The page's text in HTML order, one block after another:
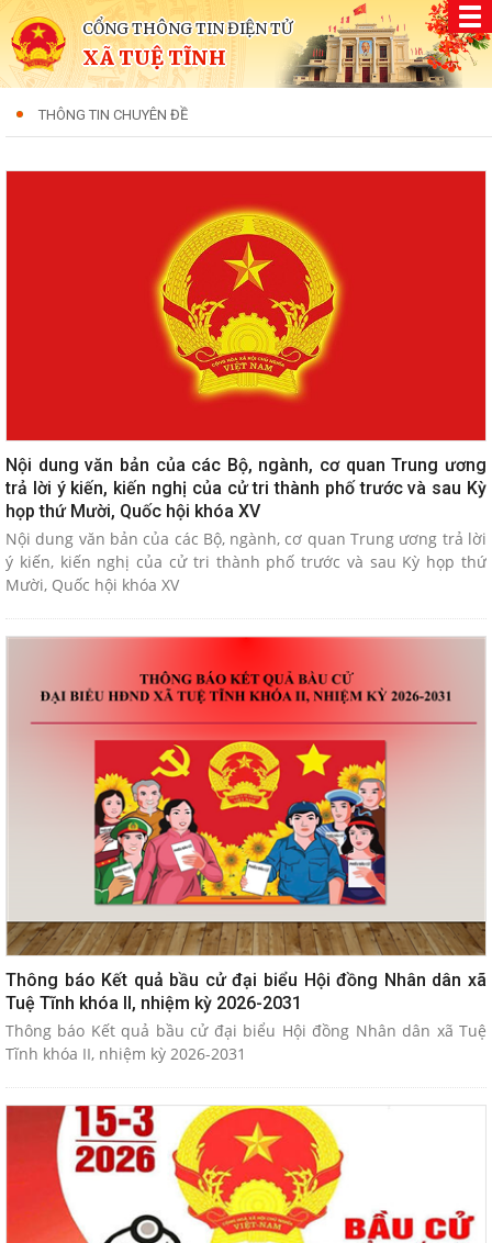
CỔNG THÔNG TIN ĐIỆN TỬ
XÃ TUỆ TĨNH
THÔNG TIN CHUYÊN ĐỀ
Nội dung văn bản của các Bộ, ngành, cơ quan Trung ương
trả lời ý kiến, kiến nghị của cử tri thành phố trước và sau Kỳ
họp thứ Mười, Quốc hội khóa XV
Nội dung văn bản của các Bộ, ngành, cơ quan Trung ương trả lời
ý kiến, kiến nghị của cử tri thành phố trước và sau Kỳ họp thứ
Mười, Quốc hội khóa XV
Thông báo Kết quả bầu cử đại biểu Hội đồng Nhân dân xã
Tuệ Tĩnh khóa II, nhiệm kỳ 2026-2031
Thông báo Kết quả bầu cử đại biểu Hội đồng Nhân dân xã Tuệ
Tĩnh khóa II, nhiệm kỳ 2026-2031